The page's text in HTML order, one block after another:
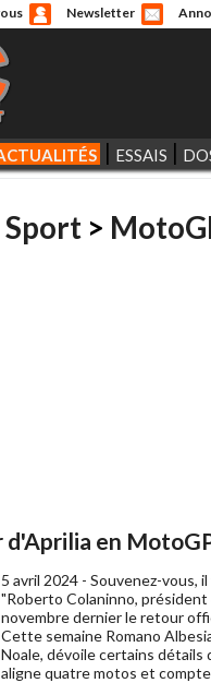
Newsletter
ESSAIS
Sport >
d'Aprilia en
5 avril 2024 - Souvenez-vous,
"Roberto Colaninno,
novembre dernier le retour
Cette semaine Romano
Noale, dévoile certains détails
aligne quatre motos et